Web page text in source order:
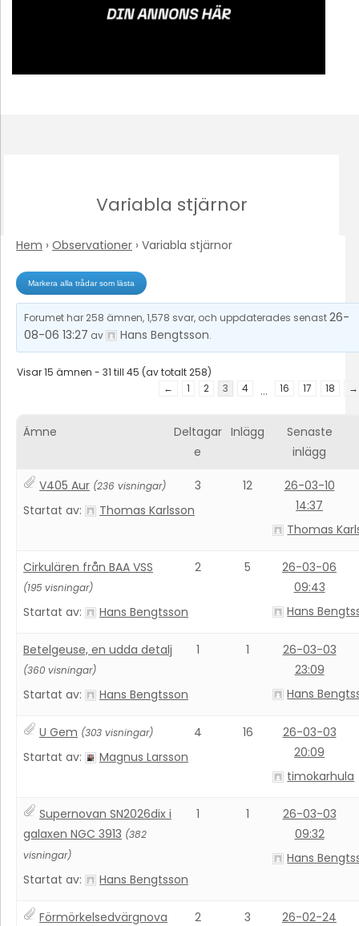
Variabla stjärnor
Hem › Observationer › Variabla stjärnor
Forumet har 258 ämnen, 1,578 svar, och uppdaterades senast26-
08-06 13:27 av Hans Bengtsson.
Visar 15 ämnen - 31 till 45 (av totalt 258)
←
1 2 3 4 … 16 17 18 →
Ämne
Deltagar
e
Inlägg
Senaste
inlägg
V405 Aur (236 visningar)
Startat av: Thomas Karlsson
3 12
26-03-10
14:37
Thomas
Cirkulären från BAA VSS
(195 visningar)
Startat av: Hans Bengtsson
2 5
26-03-06
09:43
Hans
Betelgeuse, en udda detalj
(360 visningar)
Startat av: Hans Bengtsson
1 1
26-03-03
23:09
Hans
U Gem (303 visningar)
Startat av: Magnus Larsson
4 16
26-03-03
20:09
timokarhula
Supernovan SN2026dix i
galaxen NGC 3913 (382
visningar)
Startat av: Hans Bengtsson
1 1
26-03-03
09:32
Hans
Förmörkelsedvärgnova
2 3
26-02-24